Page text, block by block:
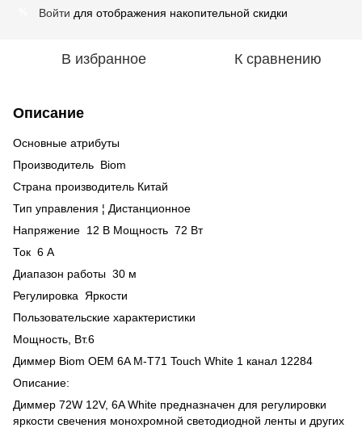
Войти для отображения накопительной скидки
В избранное К сравнению
Описание
Основные атрибуты
Производитель Biom
Страна производитель Китай
Тип управления ¦ Дистанционное
Напряжение 12 В Мощность 72 Вт
Ток 6 А
Диапазон работы 30 м
Регулировка Яркости
Пользовательские характеристики
Мощность, Вт.6
Диммер Biom OEM 6A M-T71 Touch White 1 канал 12284
Описание:
Диммер 72W 12V, 6A White предназначен для регулировки
яркости свечения монохромной светодиодной ленты и других